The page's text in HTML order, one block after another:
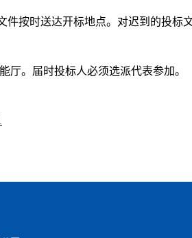
按时送达开标地点。对迟到的投标
厅。届时投标人必须选派代表参加。